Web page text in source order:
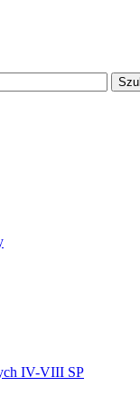
IV-VIII SP